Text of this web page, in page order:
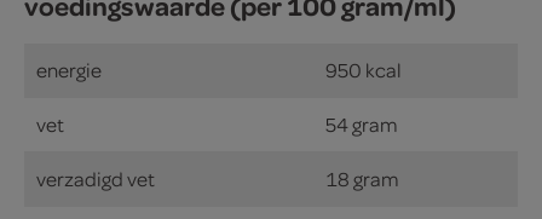
energie 950 kcal
vet 54 gram
verzadigd vet 18 gram